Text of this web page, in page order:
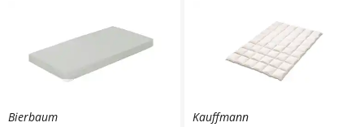
Bierbaum
Kauffmann